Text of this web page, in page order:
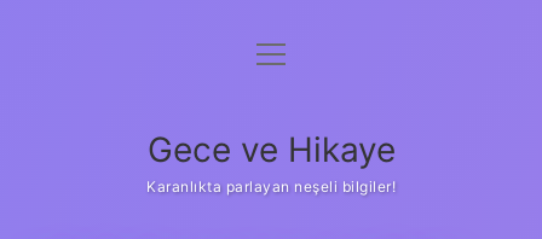
Anasayfa
Yasal Uyarı
menüyü
Gece ve Hikaye
Karanlıkta parlayan neşeli bilgiler!